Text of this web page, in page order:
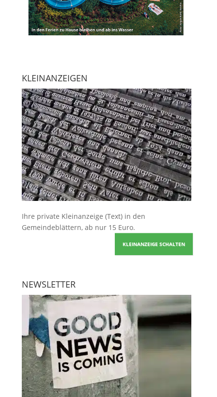
KLEINANZEIGEN
Ihre private Kleinanzeige (Text) in den
Gemeindeblättern, ab nur 15 Euro.
KLEINANZEIGE SCHALTEN
NEWSLETTER